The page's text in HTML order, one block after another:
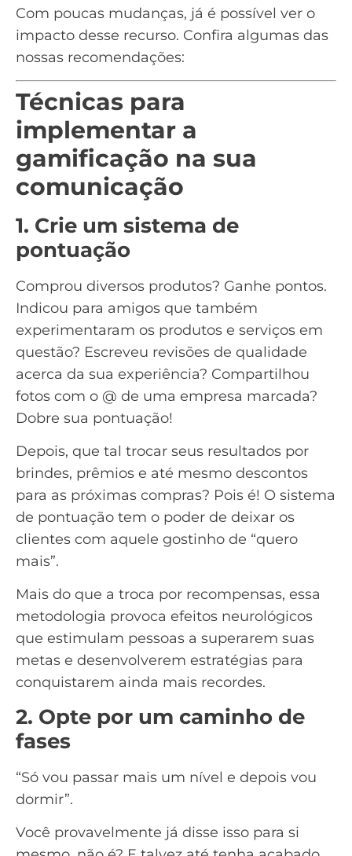
Com poucas mudanças, já é possível ver o
impacto desse recurso. Confira algumas das
nossas recomendações:
Técnicas para
implementar a
gamificação na sua
comunicação
1. Crie um sistema de
pontuação
Comprou diversos produtos? Ganhe pontos.
Indicou para amigos que também
experimentaram os produtos e serviços em
questão? Escreveu revisões de qualidade
acerca da sua experiência? Compartilhou
fotos com o @ de uma empresa marcada?
Dobre sua pontuação!
Depois, que tal trocar seus resultados por
brindes, prêmios e até mesmo descontos
para as próximas compras? Pois é! O sistema
de pontuação tem o poder de deixar os
clientes com aquele gostinho de “quero
mais”.
Mais do que a troca por recompensas, essa
metodologia provoca efeitos neurológicos
que estimulam pessoas a superarem suas
metas e desenvolverem estratégias para
conquistarem ainda mais recordes.
2. Opte por um caminho de
fases
“Só vou passar mais um nível e depois vou
dormir”.
Você provavelmente já disse isso para si